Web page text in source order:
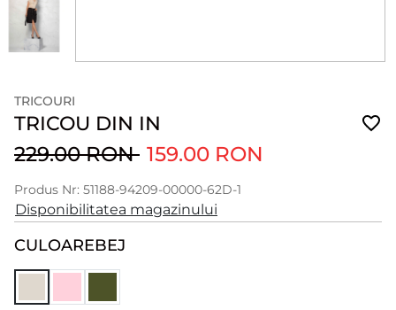
TRICOURI
TRICOU DIN IN
229.00 RON 159.00 RON
Produs Nr: 51188-94209-00000-62D-1
Disponibilitatea magazinului
CULOAREBEJ